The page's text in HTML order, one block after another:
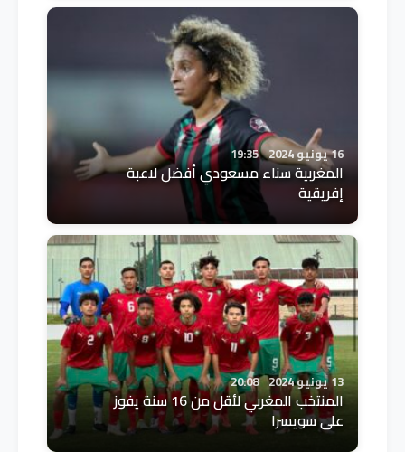
16 يونيو 2024 19:35
المغربية سناء مسعودي أفضل لاعبة
إفريقية
13 يونيو 2024 20:08
المنتخب المغربي لأقل من 16 سنة يفوز
على سويسرا